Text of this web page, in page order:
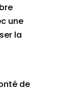
une
la
de